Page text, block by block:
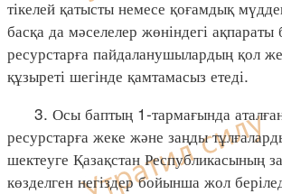
тікелей қатысты немесе қоғамдық
басқа да мәселелер жөніндегі ақпараты
ресурстарға пайдаланушылардың қол
құзыреті шегінде қамтамасыз етеді.
3. Осы баптың 1-тармағында
ресурстарға жеке және заңды
шектеуге Қазақстан Республикасының
көзделген негіздер бойынша жол